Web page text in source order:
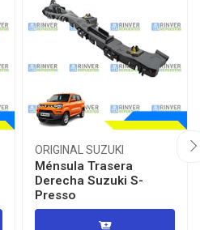
ORIGINAL SUZUKI
Ménsula Trasera
Derecha Suzuki S-
Presso